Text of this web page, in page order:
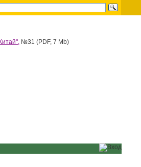
№31 (PDF, 7 Mb)